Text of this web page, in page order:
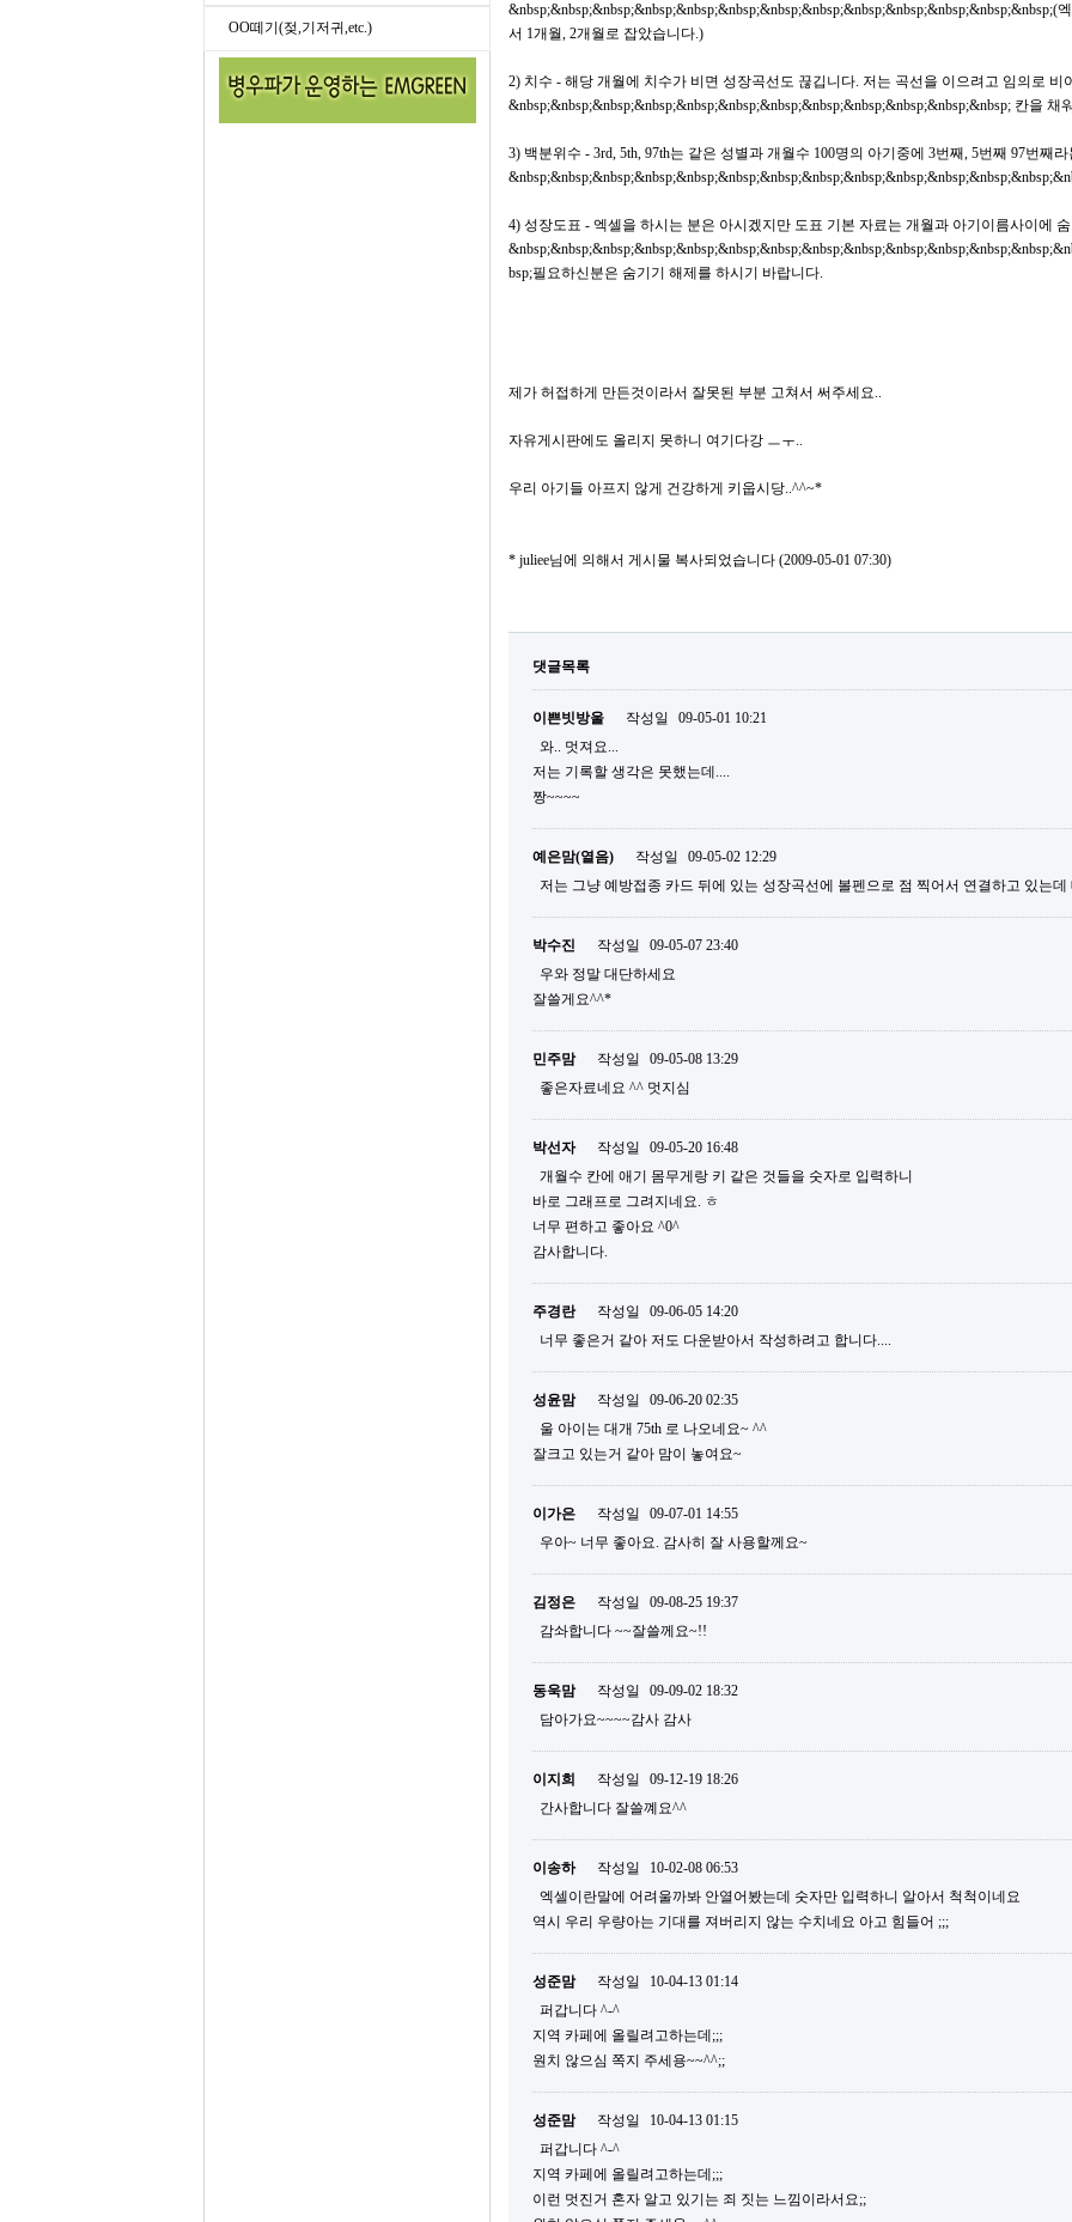
OO떼기(젖,기저귀,etc.)
서 1개월, 2개월로 잡았습니다.)
2) 치수 - 해당 개월에 치수가 비면 성장곡선도 끊깁니다. 저는 곡선을 이으려고 임의로 비
&nbsp;&nbsp;&nbsp;&nbsp;&nbsp;&nbsp;&nbsp;&nbsp;&nbsp;&nbsp;&nbsp;&nbsp; 칸을
3) 백분위수 - 3rd, 5th, 97th는 같은 성별과 개월수 100명의 아기중에 3번째, 5번째 97번째라
4) 성장도표 - 엑셀을 하시는 분은 아시겠지만 도표 기본 자료는 개월과 아기이름사이에
bsp;필요하신분은 숨기기 해제를 하시기 바랍니다.
제가 허접하게 만든것이라서 잘못된 부분 고쳐서 써주세요..
자유게시판에도 올리지 못하니 여기다강 ㅡㅜ..
우리 아기들 아프지 않게 건강하게 키웁시당..^^~*
* juliee님에 의해서 게시물 복사되었습니다 (2009-05-01 07:30)
댓글목록
이쁜빗방울 작성일
09-05-01 10:21
와.. 멋져요...
저는 기록할 생각은 못했는데....
짱~~~~
예은맘(열음) 작성일
09-05-02 12:29
저는 그냥 예방접종 카드 뒤에 있는 성장곡선에 볼펜으로 점 찍어서 연결하고 있는
박수진 작성일
09-05-07 23:40
우와 정말 대단하세요
잘쓸게요^^*
민주맘 작성일
09-05-08 13:29
좋은자료네요 ^^ 멋지심
박선자 작성일
09-05-20 16:48
개월수 칸에 애기 몸무게랑 키 같은 것들을 숫자로 입력하니
바로 그래프로 그려지네요. ㅎ
너무 편하고 좋아요 ^0^
감사합니다.
주경란 작성일
09-06-05 14:20
너무 좋은거 같아 저도 다운받아서 작성하려고 합니다....
성윤맘 작성일
09-06-20 02:35
울 아이는 대개 75th 로 나오네요~ ^^
잘크고 있는거 같아 맘이 놓여요~
이가은 작성일
09-07-01 14:55
우아~ 너무 좋아요. 감사히 잘 사용할께요~
김정은 작성일
09-08-25 19:37
감솨합니다 ~~잘쓸께요~!!
동욱맘 작성일
09-09-02 18:32
담아가요~~~~감사 감사
이지희 작성일
09-12-19 18:26
간사합니다 잘쓸꼐요^^
이송하 작성일
10-02-08 06:53
엑셀이란말에 어려울까봐 안열어봤는데 숫자만 입력하니 알아서 척척이네요
역시 우리 우량아는 기대를 져버리지 않는 수치네요 아고 힘들어 ;;;
성준맘 작성일
10-04-13 01:14
퍼갑니다 ^-^
지역 카페에 올릴려고하는데;;;
원치 않으심 쪽지 주세용~~^^;;
성준맘 작성일
10-04-13 01:15
퍼갑니다 ^-^
지역 카페에 올릴려고하는데;;;
이런 멋진거 혼자 알고 있기는 죄 짓는 느낌이라서요;;